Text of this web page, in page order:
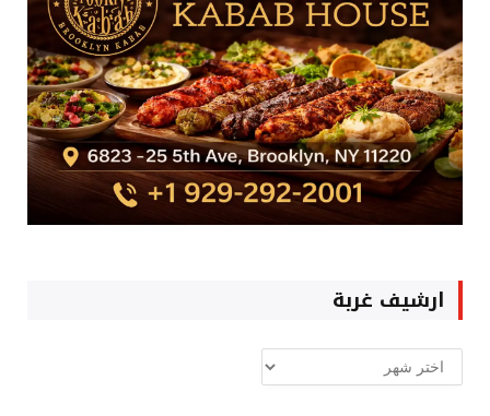
ارشيف غربة
ارشيف
غربة